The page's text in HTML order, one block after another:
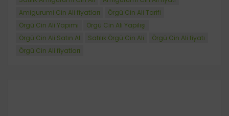
Amigurumi Cin Ali fiyatları
Örgü Cin Ali Tarifi
Örgü Cin Ali Yapımı
Örgü Cin Ali Yapılışı
Örgü Cin Ali Satın Al
Satılık Örgü Cin Ali
Örgü Cin Ali fiyatı
Örgü Cin Ali fiyatları